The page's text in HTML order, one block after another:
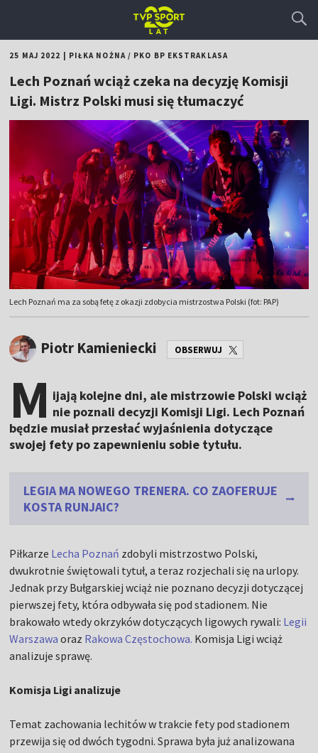
25 MAJ 2022 PIŁKA NOŻNA/ PKO BP EKSTRAKLASA
Lech Poznań wciąż czeka na decyzję Komisji
Ligi. Mistrz Polski musi się tłumaczyć
Lech Poznań ma za sobą fetę z okazji zdobycia mistrzostwa Polski (fot: PAP)
Piotr Kamieniecki OBSERWUJ
M ijają kolejne dni, ale mistrzowie Polski wciąż
nie poznali decyzji Komisji Ligi. Lech Poznań
będzie musiał przesłać wyjaśnienia dotyczące
swojej fety po zapewnieniu sobie tytułu.
LEGIA MA NOWEGO TRENERA. CO ZAOFERUJE
KOSTA RUNJAIC?
Piłkarze Lecha Poznań zdobyli mistrzostwo Polski,
dwukrotnie świętowali tytuł, a teraz rozjechali się na urlopy.
Jednak przy Bułgarskiej wciąż nie poznano decyzji dotyczącej
pierwszej fety, która odbywała się pod stadionem. Nie
brakowało wtedy okrzyków dotyczących ligowych rywali: Legii
Warszawa oraz Rakowa Częstochowa. Komisja Ligi wciąż
analizuje sprawę.
Komisja Ligi analizuje
Temat zachowania lechitów w trakcie fety pod stadionem
przewija się od dwóch tygodni. Sprawa była już analizowana